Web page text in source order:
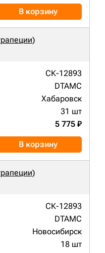
В корзину
СК-12893
DTAMC
Хабаровск
31 шт
5 775 ₽
В корзину
СК-12893
DTAMC
Новосибирск
18 шт